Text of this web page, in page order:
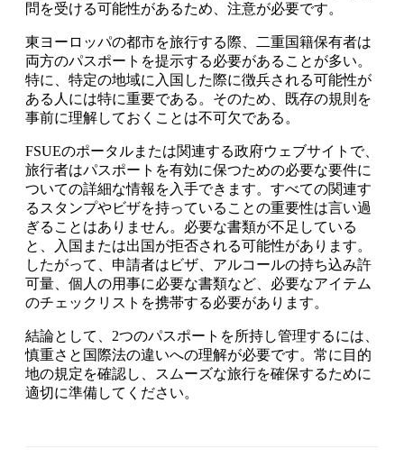
問を受ける可能性があるため、注意が必要です。
東ヨーロッパの都市を旅行する際、二重国籍保有者は
両方のパスポートを提示する必要があることが多い。
特に、特定の地域に入国した際に徴兵される可能性が
ある人には特に重要である。そのため、既存の規則を
事前に理解しておくことは不可欠である。
FSUEのポータルまたは関連する政府ウェブサイトで、
旅行者はパスポートを有効に保つための必要な要件に
ついての詳細な情報を入手できます。すべての関連す
るスタンプやビザを持っていることの重要性は言い過
ぎることはありません。必要な書類が不足している
と、入国または出国が拒否される可能性があります。
したがって、申請者はビザ、アルコールの持ち込み許
可量、個人の用事に必要な書類など、必要なアイテム
のチェックリストを携帯する必要があります。
結論として、2つのパスポートを所持し管理するには、
慎重さと国際法の違いへの理解が必要です。常に目的
地の規定を確認し、スムーズな旅行を確保するために
適切に準備してください。